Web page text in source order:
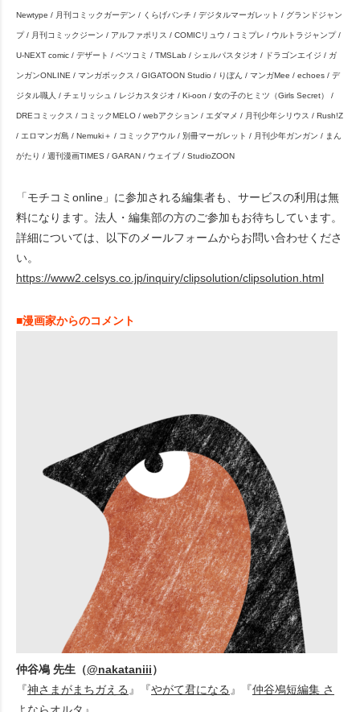
Newtype / 月刊コミックガーデン / くらげバンチ / デジタルマーガレット / グランドジャン
プ / 月刊コミックジーン / アルファポリス / COMICリュウ / コミプレ / ウルトラジャンプ /
U-NEXT comic / デザート / ベツコミ / TMSLab / シェルパスタジオ / ドラゴンエイジ / ガ
ンガンONLINE / マンガボックス / GIGATOON Studio / りぼん / マンガMee / echoes / デ
ジタル職人 / チェリッシュ / レジカスタジオ / Ki-oon / 女の子のヒミツ（Girls Secret） /
DREコミックス / コミックMELO / webアクション / エダマメ / 月刊少年シリウス / Rush!Z
/ エロマンガ島 / Nemuki＋ / コミックアウル / 別冊マーガレット / 月刊少年ガンガン / まん
がたり / 週刊漫画TIMES / GARAN / ウェイブ / StudioZOON
「モチコミonline」に参加される編集者も、サービスの利用は無
料になります。法人・編集部の方のご参加もお待ちしています。
詳細については、以下のメールフォームからお問い合わせくださ
い。
https://www2.celsys.co.jp/inquiry/clipsolution/clipsolution.html
■漫画家からのコメント
仲谷鳰 先生（@nakataniii）
『神さまがまちガえる 』『やがて君になる 』『仲谷鳰短編集 さ